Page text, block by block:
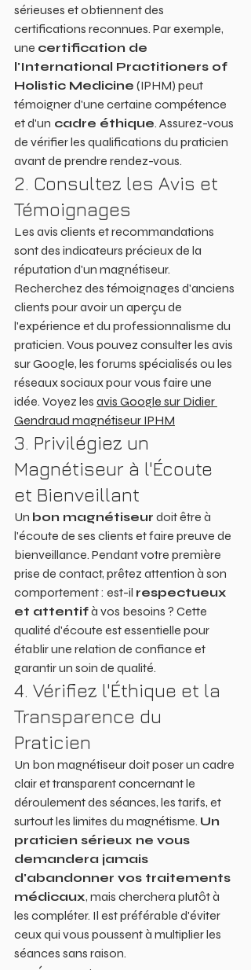
sérieuses et obtiennent des
certifications reconnues. Par exemple,
une certification de
l'International Practitioners of
Holistic Medicine (IPHM) peut
témoigner d'une certaine compétence
et d'un cadre éthique. Assurez-vous
de vérifier les qualifications du praticien
avant de prendre rendez-vous.
2. Consultez les Avis et
Témoignages
Les avis clients et recommandations
sont des indicateurs précieux de la
réputation d'un magnétiseur.
Recherchez des témoignages d'anciens
clients pour avoir un aperçu de
l'expérience et du professionnalisme du
praticien. Vous pouvez consulter les avis
sur Google, les forums spécialisés ou les
réseaux sociaux pour vous faire une
idée. Voyez les avis Google sur Didier
Gendraud magnétiseur IPHM
3. Privilégiez un
Magnétiseur à l'Écoute
et Bienveillant
Un bon magnétiseur doit être à
l'écoute de ses clients et faire preuve de
bienveillance. Pendant votre première
prise de contact, prêtez attention à son
comportement : est-il respectueux
et attentif à vos besoins ? Cette
qualité d'écoute est essentielle pour
établir une relation de confiance et
garantir un soin de qualité.
4. Vérifiez l'Éthique et la
Transparence du
Praticien
Un bon magnétiseur doit poser un cadre
clair et transparent concernant le
déroulement des séances, les tarifs, et
surtout les limites du magnétisme. Un
praticien sérieux ne vous
demandera jamais
d'abandonner vos traitements
médicaux, mais cherchera plutôt à
les compléter. Il est préférable d'éviter
ceux qui vous poussent à multiplier les
séances sans raison.